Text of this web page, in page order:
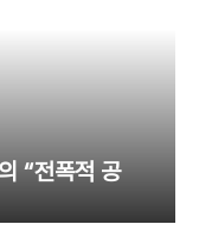
“전폭적 공